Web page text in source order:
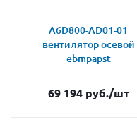
A6D800-AD01-01
вентилятор осевой
ebmpapst
69 194руб./шт